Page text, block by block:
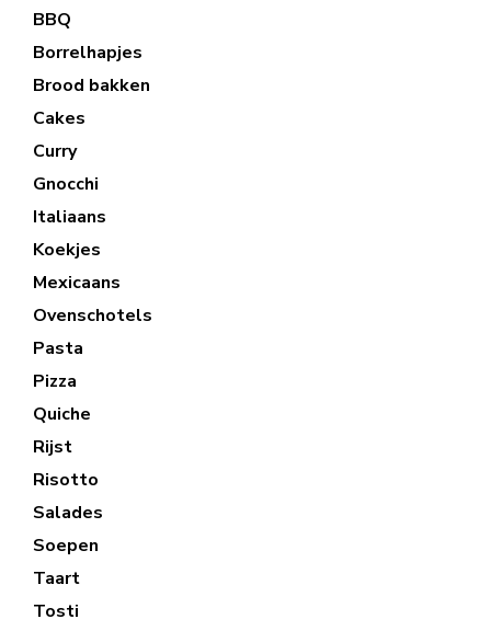
BBQ
Borrelhapjes
Brood bakken
Cakes
Curry
Gnocchi
Italiaans
Koekjes
Mexicaans
Ovenschotels
Pasta
Pizza
Quiche
Rijst
Risotto
Salades
Soepen
Taart
Tosti